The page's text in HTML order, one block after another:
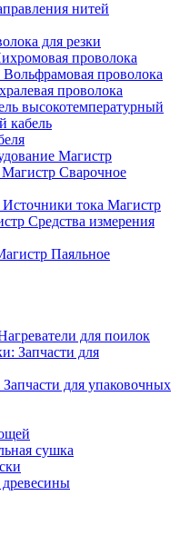
нитей
для резки
проволока
Вольфрамовая проволока
проволока
высокотемпературный
кабель
Магистр
Сварочное
Источники тока Магистр
Средства измерения
Паяльное
для поилок
для упаковочных
сушка